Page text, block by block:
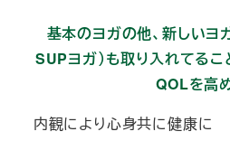
基本のヨガの他、新しいヨ
SUPヨガ）も取り入れてる
QOLを高
内観により心身共に健康に